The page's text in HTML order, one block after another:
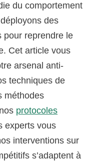
du comportement
des
pour reprendre le
Cet article vous
arsenal anti-
techniques de
méthodes
protocoles
experts vous
interventions sur
s’adaptent à